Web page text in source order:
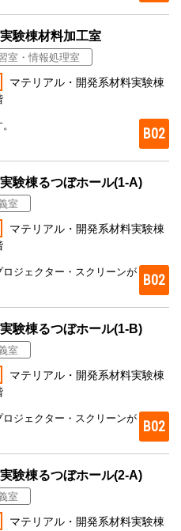
験棟材料加工室
室・情報処理室
マテリアル・開発系材料実験棟
B02
験棟るつぼホール(1-A)
室
マテリアル・開発系材料実験棟
ジェクター・スクリーンが B02
験棟るつぼホール(1-B)
室
マテリアル・開発系材料実験棟
ジェクター・スクリーンが B02
験棟るつぼホール(2-A)
室
マテリアル・開発系材料実験棟